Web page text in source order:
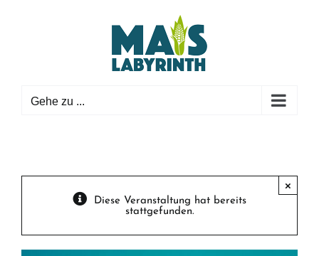
Gehe zu ...
Diese Veranstaltung hat bereits
stattgefunden.
×